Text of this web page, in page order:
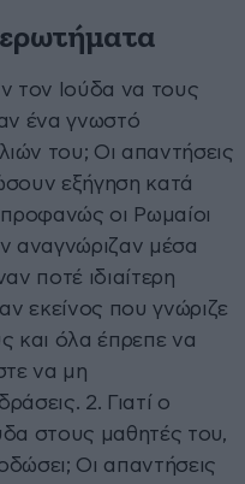
τον Ιούδα να τους
ένα γνωστό
του; Οι απαντήσεις
εξήγηση κατά
οι Ρωμαίοι
αναγνώριζαν μέσα
ποτέ ιδιαίτερη
εκείνος που γνώριζε
και όλα έπρεπε να
να μη
2. Γιατί ο
στους μαθητές του,
Οι απαντήσεις